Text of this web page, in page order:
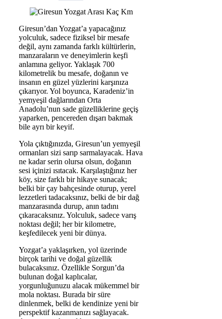
Giresun’dan Yozgat’a yapacağınız
yolculuk, sadece fiziksel bir mesafe
değil, aynı zamanda farklı kültürlerin,
manzaraların ve deneyimlerin keşfi
anlamına geliyor. Yaklaşık 700
kilometrelik bu mesafe, doğanın ve
insanın en güzel yüzlerini karşınıza
çıkarıyor. Yol boyunca, Karadeniz’in
yemyeşil dağlarından Orta
Anadolu’nun sade güzelliklerine geçiş
yaparken, pencereden dışarı bakmak
bile ayrı bir keyif.
Yola çıktığınızda, Giresun’un yemyeşil
ormanları sizi sarıp sarmalayacak. Hava
ne kadar serin olursa olsun, doğanın
sesi içinizi ısıtacak. Karşılaştığınız her
köy, size farklı bir hikaye sunacak;
belki bir çay bahçesinde oturup, yerel
lezzetleri tadacaksınız, belki de bir dağ
manzarasında durup, anın tadını
çıkaracaksınız. Yolculuk, sadece varış
noktası değil; her bir kilometre,
keşfedilecek yeni bir dünya.
Yozgat’a yaklaşırken, yol üzerinde
birçok tarihi ve doğal güzellik
bulacaksınız. Özellikle Sorgun’da
bulunan doğal kaplıcalar,
yorgunluğunuzu alacak mükemmel bir
mola noktası. Burada bir süre
dinlenmek, belki de kendinize yeni bir
perspektif kazanmanızı sağlayacak.